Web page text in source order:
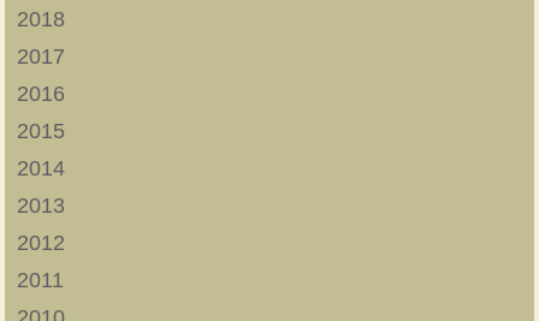
2018
2017
2016
2015
2014
2013
2012
2011